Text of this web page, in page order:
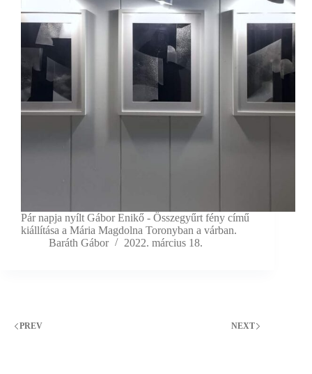
Pár napja nyílt Gábor Enikő - Összegyűrt fény című
kiállítása a Mária Magdolna Toronyban a várban.
Baráth Gábor
2022. március 18.
PREV NEXT